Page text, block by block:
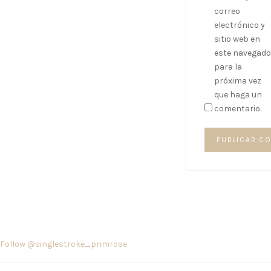
correo
electrónico y
sitio web en
este
para la
próxima vez
que haga un
comentario.
Follow @singlestroke_primrose